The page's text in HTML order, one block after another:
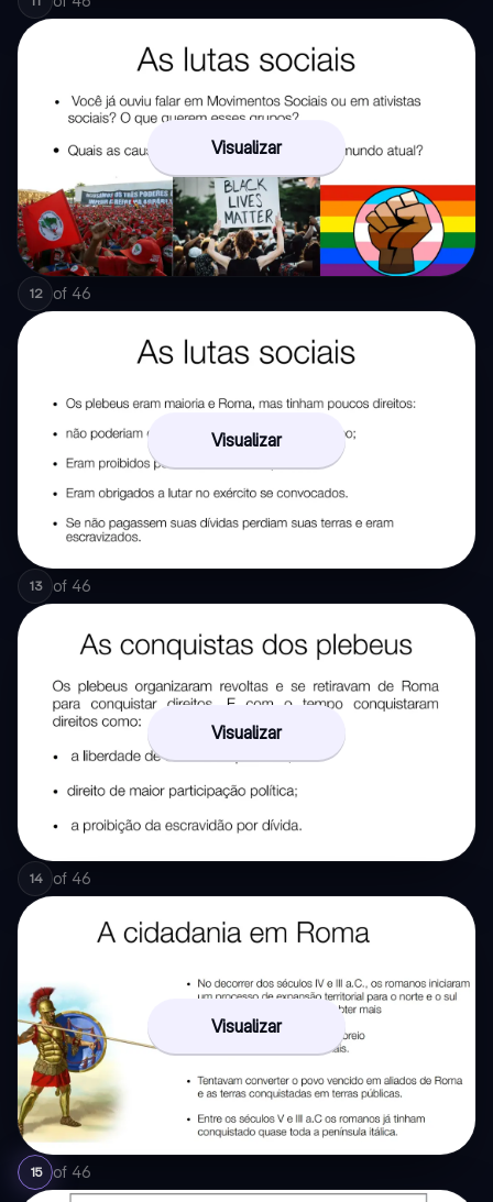
Visualizar
12 of 46
Visualizar
13 of 46
Visualizar
14 of 46
Visualizar
15 of 46